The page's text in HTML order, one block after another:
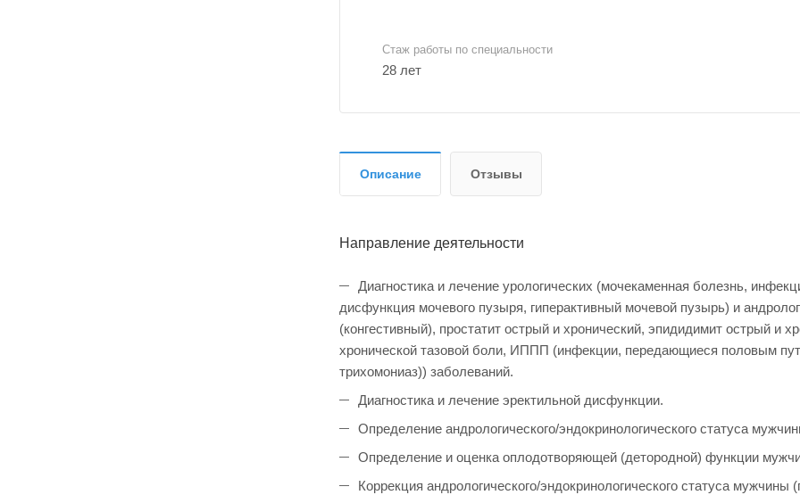
Стаж работы по специальности
28 лет
Описание Отзывы
Направление деятельности
Диагностика и лечение урологических (мочекаменная болезнь,
дисфункция мочевого пузыря, гиперактивный мочевой пузырь) и
(конгестивный), простатит острый и хронический, эпидидимит острый и
хронической тазовой боли, ИППП (инфекции, передающиеся половым
трихомониаз)) заболеваний.
Диагностика и лечение эректильной дисфункции.
Определение андрологического/эндокринологического статуса
Определение и оценка оплодотворяющей (детородной) функции
Коррекция андрологического/эндокринологического статуса